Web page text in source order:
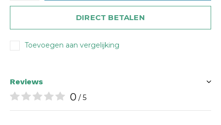
DIRECT BETALEN
Toevoegen aan vergelijking
Reviews
0 / 5